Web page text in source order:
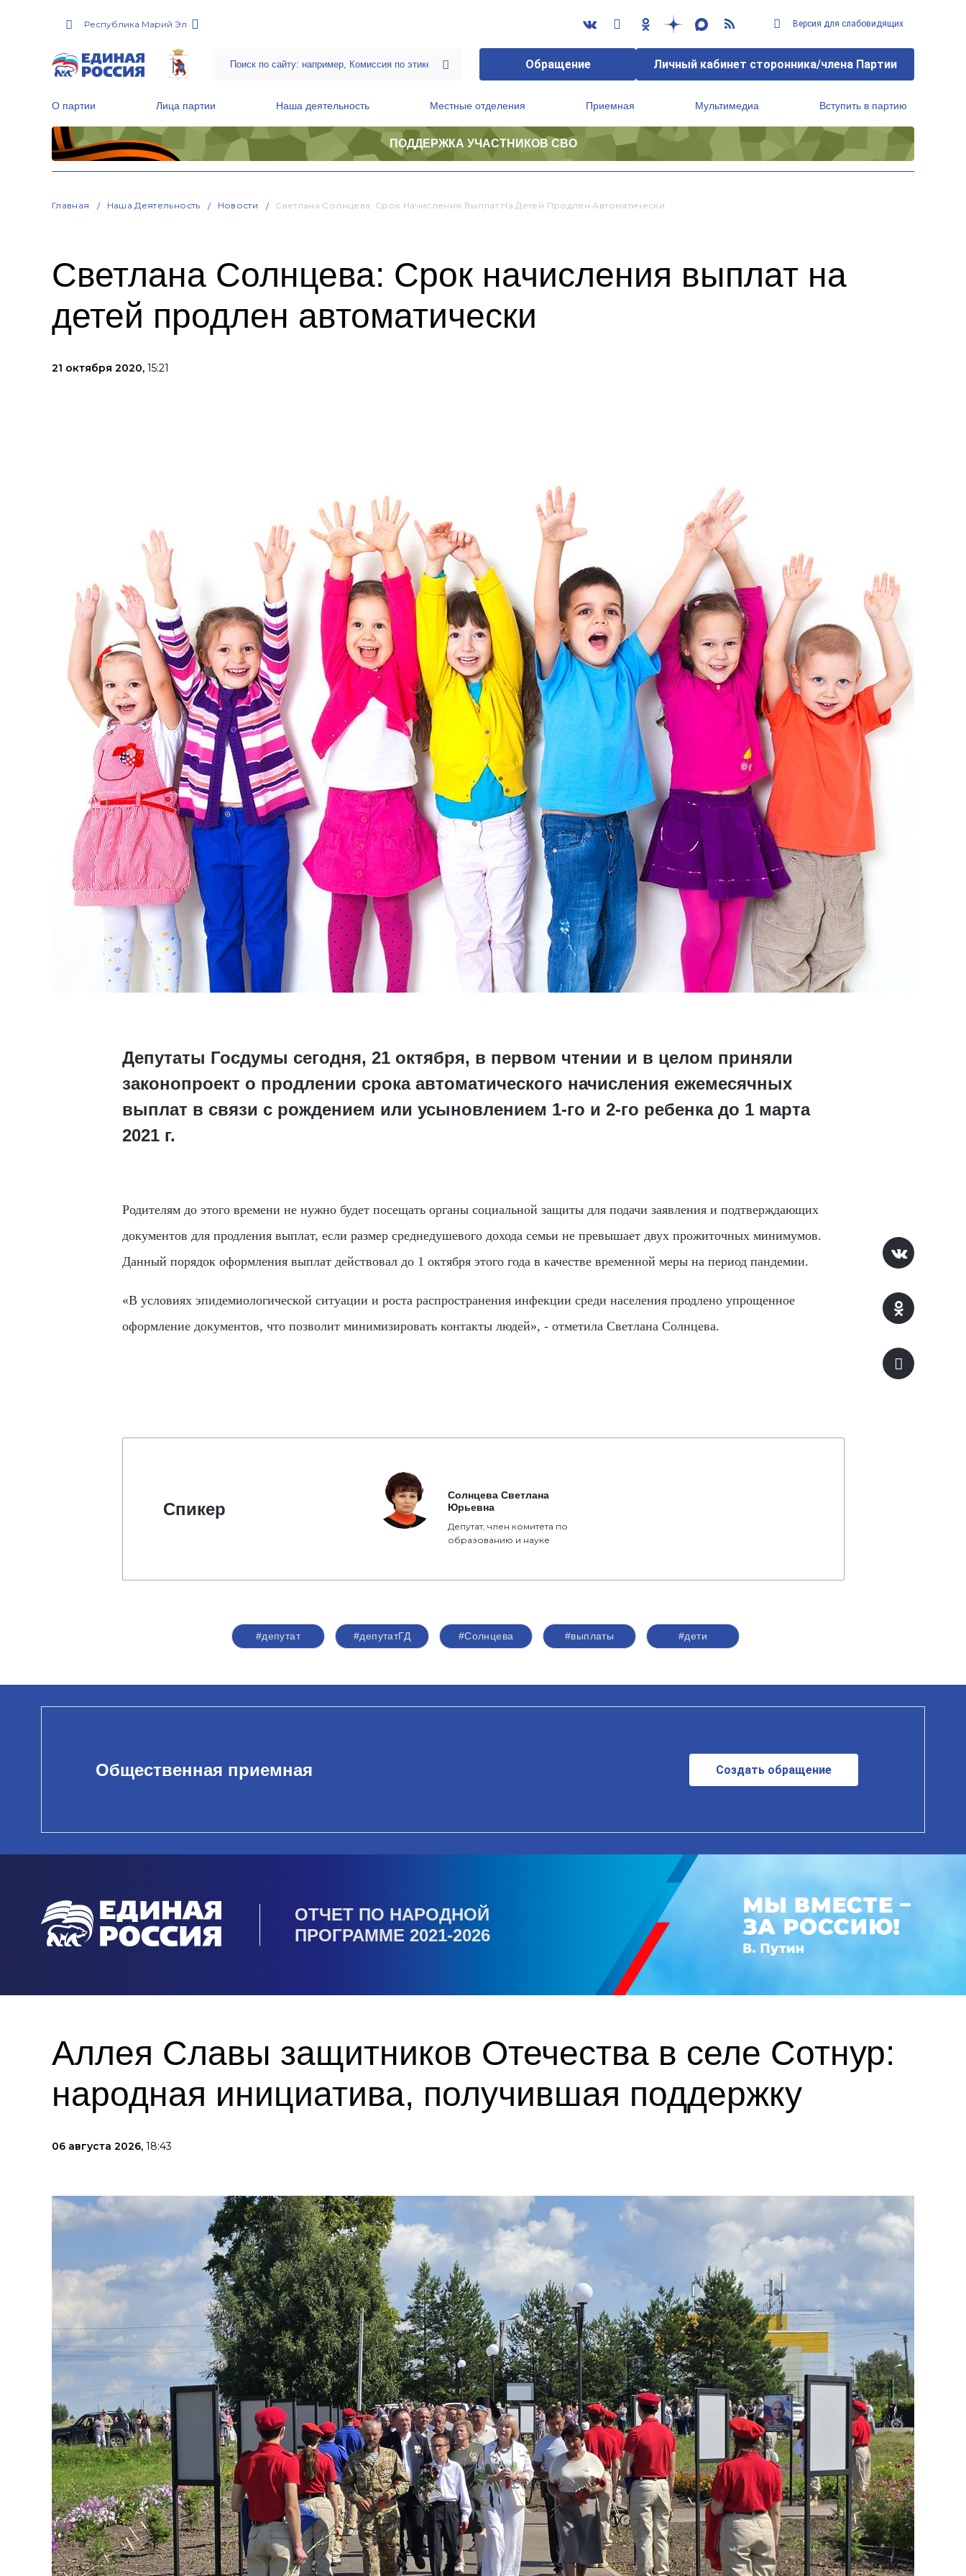
Республика Марий Эл Версия для слабовидящих
Обращение Личный кабинет сторонника/члена Партии
О партии Лица партии Наша деятельность Местные отделения Приемная Мультимедиа Вступить в партию
ПОДДЕРЖКА УЧАСТНИКОВ СВО
Главная Наша Деятельность Новости Светлана Солнцева: Срок Начисления Выплат На Детей Продлен Автоматически
Светлана Солнцева: Срок начисления выплат на
детей продлен автоматически
21 октября 2020, 15:21
Депутаты Госдумы сегодня, 21 октября, в первом чтении и в целом приняли
законопроект о продлении срока автоматического начисления ежемесячных
выплат в связи с рождением или усыновлением 1-го и 2-го ребенка до 1 марта
2021 г.
Родителям до этого времени не нужно будет посещать органы социальной защиты для подачи заявления и подтверждающих
документов для продления выплат, если размер среднедушевого дохода семьи не превышает двух прожиточных минимумов.
Данный порядок оформления выплат действовал до 1 октября этого года в качестве временной меры на период пандемии.
«В условиях эпидемиологической ситуации и роста распространения инфекции среди населения продлено упрощенное
оформление документов, что позволит минимизировать контакты людей», - отметила Светлана Солнцева.
Спикер
Солнцева Светлана
Юрьевна
Депутат, член комитета по
образованию и науке
#депутат #депутатГД #Солнцева #выплаты #дети
Общественная приемная Создать обращение
ОТЧЕТ ПО НАРОДНОЙ
ПРОГРАММЕ 2021-2026
Аллея Славы защитников Отечества в селе Сотнур:
народная инициатива, получившая поддержку
06 августа 2026, 18:43